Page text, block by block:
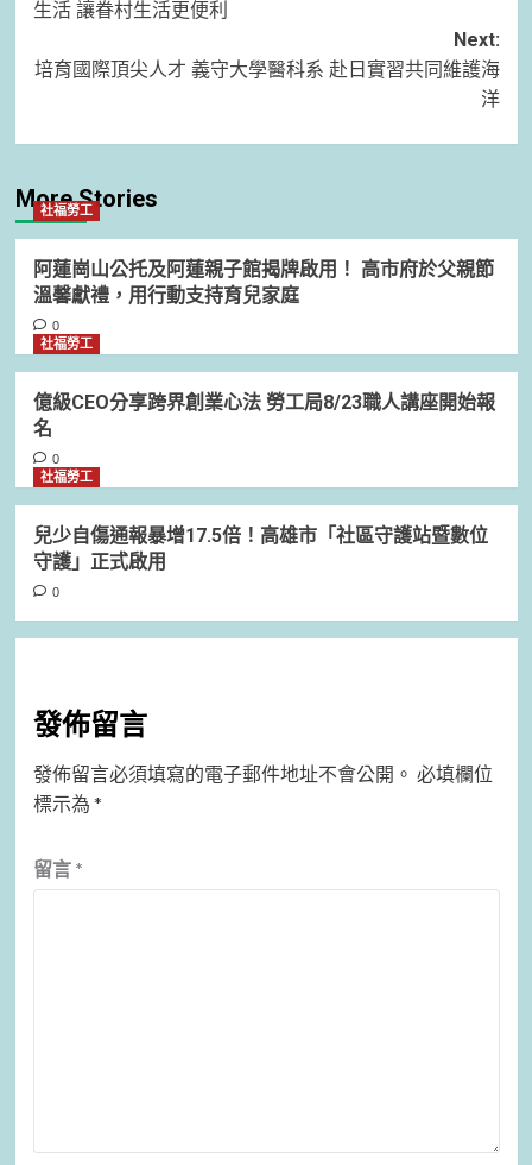
生活 讓眷村生活更便利
Next:
培育國際頂尖人才 義守大學醫科系 赴日實習共同維護海
洋
More Stories
社福勞工
阿蓮崗山公托及阿蓮親子館揭牌啟用！ 高市府於父親節
溫馨獻禮，用行動支持育兒家庭
0
社福勞工
億級CEO分享跨界創業心法 勞工局8/23職人講座開始報
名
0
社福勞工
兒少自傷通報暴增17.5倍！高雄市「社區守護站暨數位
守護」正式啟用
0
發佈留言
發佈留言必須填寫的電子郵件地址不會公開。 必填欄位
標示為 *
留言 *